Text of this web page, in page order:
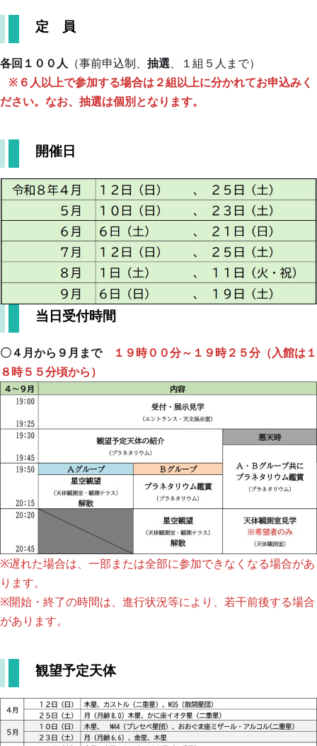
イ
マ
ッ
プ
お
び
の
っ
ち
お
問
い
合
せ
個
人
情
報
取
り
い
に
つ
い
イベ
ント
ニュ
ース
定 員
各回１００人 （事前申込制、 抽選、１組５人まで）
※６人以上で参加する場合は２組以上に分かれてお申込みく
ださい。なお、抽選は個別となります。
開催日
当日受付時間
〇４月から９月まで
１９時００分～１９時２５分（入館は１
８時５５分頃から）
※遅れた場合は、一部または全部に参加できなくなる場合があ
ります。
※開始・終了の時間は、進行状況等により、若干前後する場合
があります。
観望予定天体